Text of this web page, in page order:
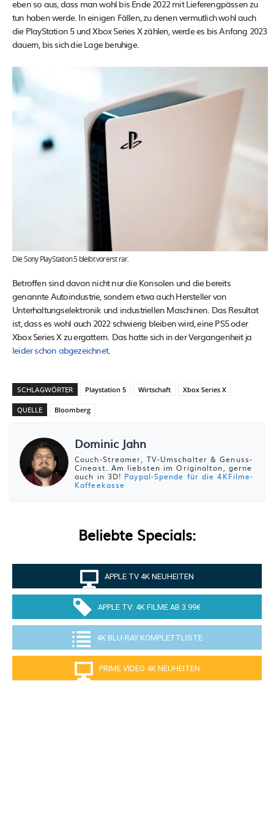
eben so aus, dass man wohl bis Ende 2022 mit Lieferengpässen zu
tun haben werde. In einigen Fällen, zu denen vermutlich wohl auch
die PlayStation 5 und Xbox Series X zählen, werde es bis Anfang 2023
dauern, bis sich die Lage beruhige.
Die Sony PlayStation 5 bleibt vorerst rar.
Betroffen sind davon nicht nur die Konsolen und die bereits
genannte Autoindustrie, sondern etwa auch Hersteller von
Unterhaltungselektronik und industriellen Maschinen. Das Resultat
ist, dass es wohl auch 2022 schwierig bleiben wird, eine PS5 oder
Xbox Series X zu ergattern. Das hatte sich in der Vergangenheit ja
leider schon abgezeichnet.
SCHLAGWÖRTER Playstation 5 Wirtschaft Xbox Series X
QUELLE Bloomberg
Dominic Jahn
Couch-Streamer, TV-Umschalter & Genuss-
Cineast. Am liebsten im Originalton, gerne
auch in 3D! Paypal-Spende für die 4KFilme-
Kaffeekasse
Beliebte Specials:
APPLE TV 4K NEUHEITEN
APPLE TV: 4K FILME AB 3.99€
4K BLU-RAY KOMPLETTLISTE
PRIME VIDEO 4K NEUHEITEN